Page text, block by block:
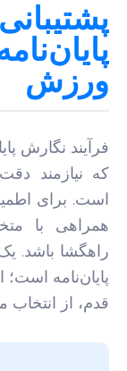
ورزش
فرآیند نگارش
که نیازمند
است. برای
همراهی با
راهگشا باشد.
پایان‌نامه است؛
قدم، از انتخاب